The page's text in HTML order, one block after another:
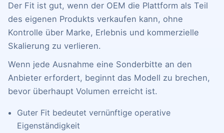
Der Fit ist gut, wenn der OEM die Plattform als Teil
des eigenen Produkts verkaufen kann, ohne
Kontrolle über Marke, Erlebnis und kommerzielle
Skalierung zu verlieren.
Wenn jede Ausnahme eine Sonderbitte an den
Anbieter erfordert, beginnt das Modell zu brechen,
bevor überhaupt Volumen erreicht ist.
Guter Fit bedeutet vernünftige operative
Eigenständigkeit